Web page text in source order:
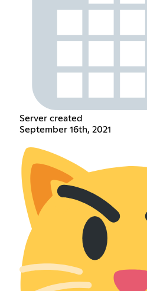
Server created
September 16th, 2021